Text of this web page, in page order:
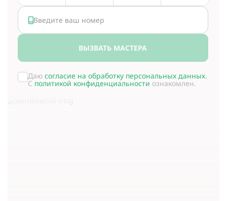
ВЫЗВАТЬ МАСТЕРА
Даю согласие на обработку персональных данных.
С политикой конфиденциальности ознакомлен.